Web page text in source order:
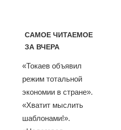
САМОЕ ЧИТАЕМОЕ
ЗА ВЧЕРА
«Токаев объявил
режим тотальной
экономии в стране».
«Хватит мыслить
шаблонами!».